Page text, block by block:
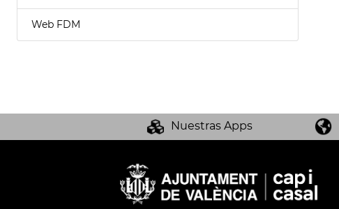
Web FDM
Nuestras Apps